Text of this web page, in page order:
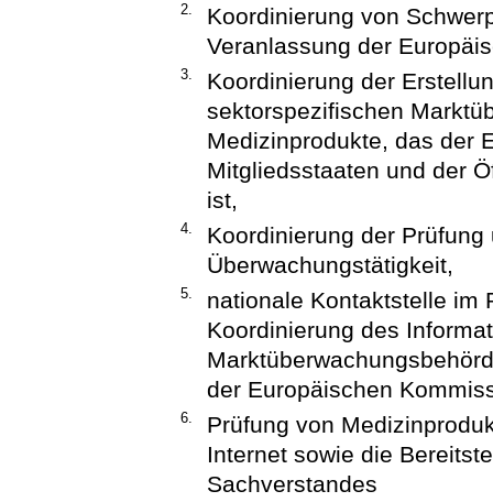
2.
Koordinierung von
Veranlassung der
3.
Koordinierung der
sektorspezifischen
Medizinprodukte, das der
Mitgliedsstaaten und der
ist,
4.
Koordinierung der
Überwachungstätigkeit,
5.
nationale Kontaktstelle im
Koordinierung des
der Europäischen
6.
Prüfung von
Internet sowie die
Sachverstandes